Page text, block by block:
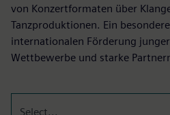
von Konzertformaten über
Tanzproduktionen. Ein
internationalen Förderung
Wettbewerbe und starke
Select...